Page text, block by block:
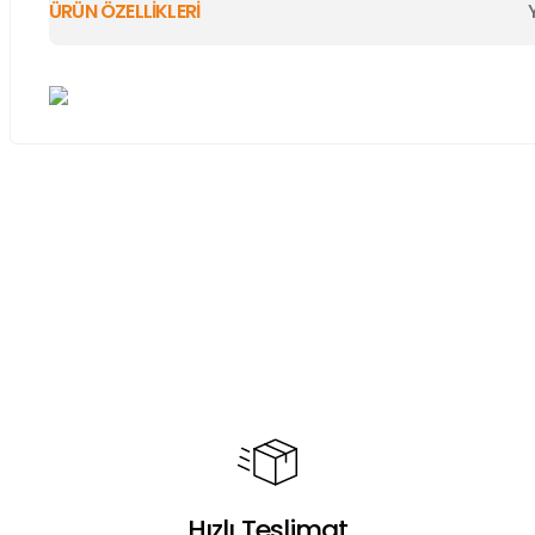
ÜRÜN ÖZELLİKLERİ